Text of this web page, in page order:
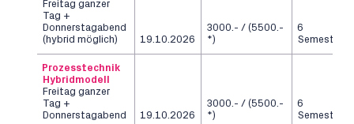
Freitag ganzer
Tag +
Donnerstagabend
(hybrid möglich)
19.10.2026
3000.- / (5500.-
*)
6
Semester
Prozesstechnik
Hybridmodell
Freitag ganzer
Tag +
Donnerstagabend
19.10.2026
3000.- / (5500.-
*)
6
Semester